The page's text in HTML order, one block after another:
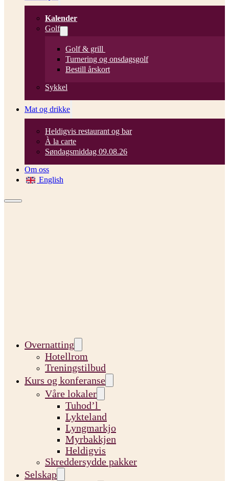
Kalender
Golf
Golf & grill
Turnering og onsdagsgolf
Bestill årskort
Sykkel
Mat og drikke
Heldigvis restaurant og bar
À la carte
Søndagsmiddag 09.08.26
Om oss
English
Overnatting
Hotellrom
Treningstilbud
Kurs og konferanse
Våre lokaler
Tuhod’l
Lykteland
Lyngmarkjo
Myrbakkjen
Heldigvis
Skreddersydde pakker
Selskap